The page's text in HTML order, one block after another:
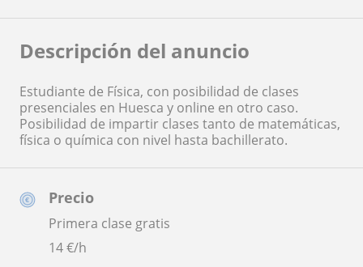
Precio
Primera clase gratis
14€/h
Descripción del anuncio
Estudiante de Física, con posibilidad de clases
presenciales en Huesca y online en otro caso.
Posibilidad de impartir clases tanto de matemáticas,
física o química con nivel hasta bachillerato.